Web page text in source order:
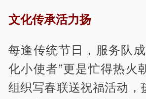
文化传承活力扬
每逢传统节日，服务队
化小使者”更是忙得热火
组织写春联送祝福活动，